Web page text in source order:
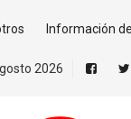
Información
2026